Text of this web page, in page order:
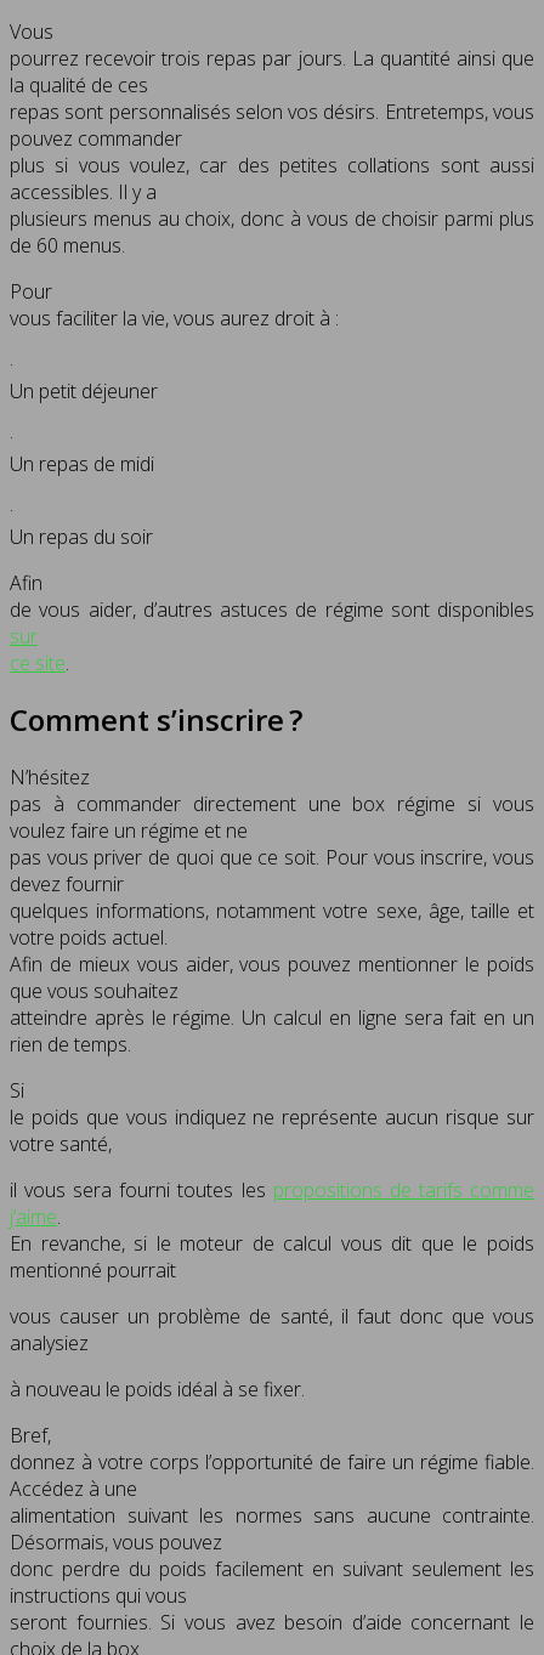
Vous
pourrez recevoir trois repas par jours. La quantité ainsi que
la qualité de ces
repas sont personnalisés selon vos désirs. Entretemps, vous
pouvez commander
plus si vous voulez, car des petites collations sont aussi
accessibles. Il y a
plusieurs menus au choix, donc à vous de choisir parmi plus
de 60 menus.
Pour
vous faciliter la vie, vous aurez droit à :
·
Un petit déjeuner
·
Un repas de midi
·
Un repas du soir
Afin
de vous aider, d’autres astuces de régime sont disponibles
sur
ce site.
Comment s’inscrire ?
N’hésitez
pas à commander directement une box régime si vous
voulez faire un régime et ne
pas vous priver de quoi que ce soit. Pour vous inscrire, vous
devez fournir
quelques informations, notamment votre sexe, âge, taille et
votre poids actuel.
Afin de mieux vous aider, vous pouvez mentionner le poids
que vous souhaitez
atteindre après le régime. Un calcul en ligne sera fait en un
rien de temps.
Si
le poids que vous indiquez ne représente aucun risque sur
votre santé,
il vous sera fourni toutes les propositions de tarifs comme
j’aime.
En revanche, si le moteur de calcul vous dit que le poids
mentionné pourrait
vous causer un problème de santé, il faut donc que vous
analysiez
à nouveau le poids idéal à se fixer.
Bref,
donnez à votre corps l’opportunité de faire un régime fiable.
Accédez à une
alimentation suivant les normes sans aucune contrainte.
Désormais, vous pouvez
donc perdre du poids facilement en suivant seulement les
instructions qui vous
seront fournies. Si vous avez besoin d’aide concernant le
choix de la box